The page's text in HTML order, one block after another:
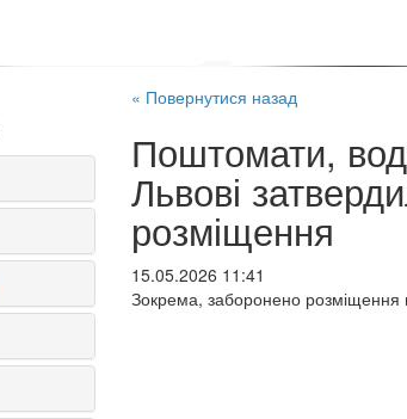
« Повернутися назад
Поштомати,
Львові
розміщення
15.05.2026 11:41
Зокрема, заборонено розміщення